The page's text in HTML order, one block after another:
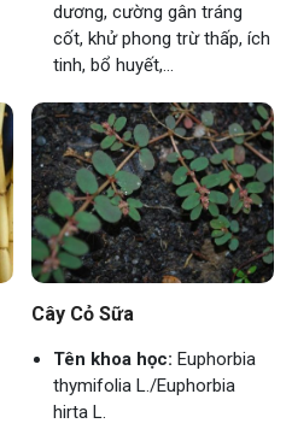
dương, cường gân tráng
cốt, khử phong trừ thấp, ích
tinh, bổ huyết,...
Cây Cỏ Sữa
Tên khoa học: Euphorbia
thymifolia L./Euphorbia
hirta L.